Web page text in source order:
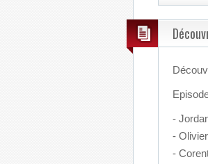
-
-
-